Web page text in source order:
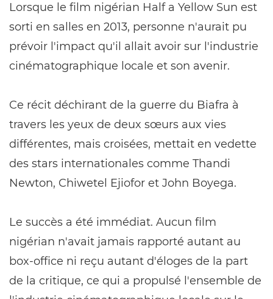
Lorsque le film nigérian Half a Yellow Sun est
sorti en salles en 2013, personne n'aurait pu
prévoir l'impact qu'il allait avoir sur l'industrie
cinématographique locale et son avenir.
Ce récit déchirant de la guerre du Biafra à
travers les yeux de deux sœurs aux vies
différentes, mais croisées, mettait en vedette
des stars internationales comme Thandi
Newton, Chiwetel Ejiofor et John Boyega.
Le succès a été immédiat. Aucun film
nigérian n'avait jamais rapporté autant au
box-office ni reçu autant d'éloges de la part
de la critique, ce qui a propulsé l'ensemble de